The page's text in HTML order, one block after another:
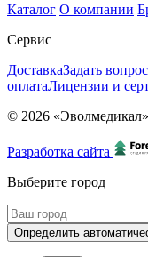
Каталог О компании
Сервис
ДоставкаЗадать вопрос
оплатаЛицензии и
© 2026 «Эволмедикал»
Разработка сайта
Выберите город
Определить